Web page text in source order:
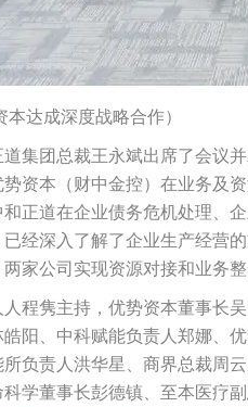
本达成深度战略合作）
集团总裁王永斌出席了会议
资本（财中金控）在业务及
正道在企业债务危机处理、
经深入了解了企业生产经营
家公司实现资源对接和业务
程隽主持，优势资本董事长
阳、中科赋能负责人郑娜、
负责人洪华星、商界总裁周
学董事长彭德镇、至本医疗